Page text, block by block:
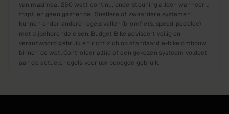
van maximaal 250 watt continu, ondersteuning alleen wanneer u
trapt, en geen gashendel. Snellere of zwaardere systemen
kunnen onder andere regels vallen (bromfiets, speed-pedelec)
met bijbehorende eisen. Budget Bike adviseert veilig en
verantwoord gebruik en richt zich op standaard e-bike ombouw
binnen de wet. Controleer altijd of een gekozen systeem voldoet
aan de actuele regels voor uw beoogde gebruik.